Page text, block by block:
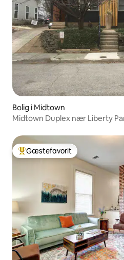
Bolig i Midtown
Midtown Duplex nær Liberty
Bedste gæstefavorit
Gæstefavorit